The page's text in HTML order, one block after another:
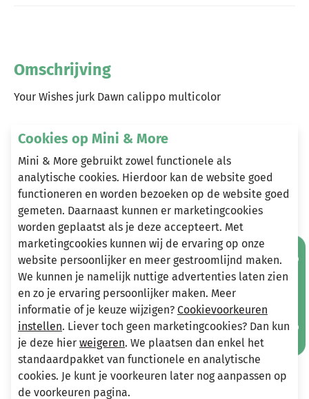
Omschrijving
Your Wishes jurk Dawn calippo multicolor
Heeft u vragen?
Stuur een e-mail
info@miniandmore.nl
Andere bekeken ook
Wellicht ook iets voor jou?
-70% -75% Mis geen aanbiedingen!
Cookies op Mini & More
Mini & More gebruikt zowel functionele als
analytische cookies. Hierdoor kan de website goed
functioneren en worden bezoeken op de website goed
gemeten. Daarnaast kunnen er marketingcookies
worden geplaatst als je deze accepteert. Met
marketingcookies kunnen wij de ervaring op onze
website persoonlijker en meer gestroomlijnd maken.
We kunnen je namelijk nuttige advertenties laten zien
en zo je ervaring persoonlijker maken. Meer
informatie of je keuze wijzigen? Cookievoorkeuren
instellen. Liever toch geen marketingcookies? Dan kun
je deze hier weigeren. We plaatsen dan enkel het
standaardpakket van functionele en analytische
cookies. Je kunt je voorkeuren later nog aanpassen op
de voorkeuren pagina.